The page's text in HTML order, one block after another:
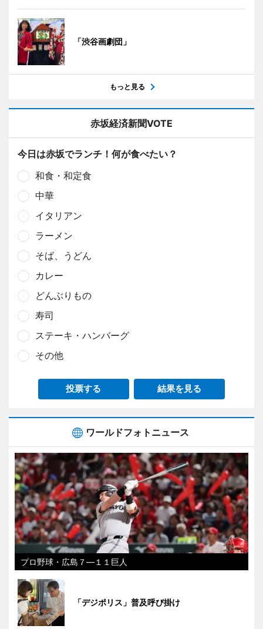
「渋谷画劇団」
もっと見る
赤坂経済新聞VOTE
今日は赤坂でランチ！何が食べたい？
和食・和定食
中華
イタリアン
ラーメン
そば、うどん
カレー
どんぶりもの
寿司
ステーキ・ハンバーグ
その他
投票する 結果を見る
ワールドフォトニュース
プロ野球・広島７―１１巨人
「デジポリス」普及呼び掛け